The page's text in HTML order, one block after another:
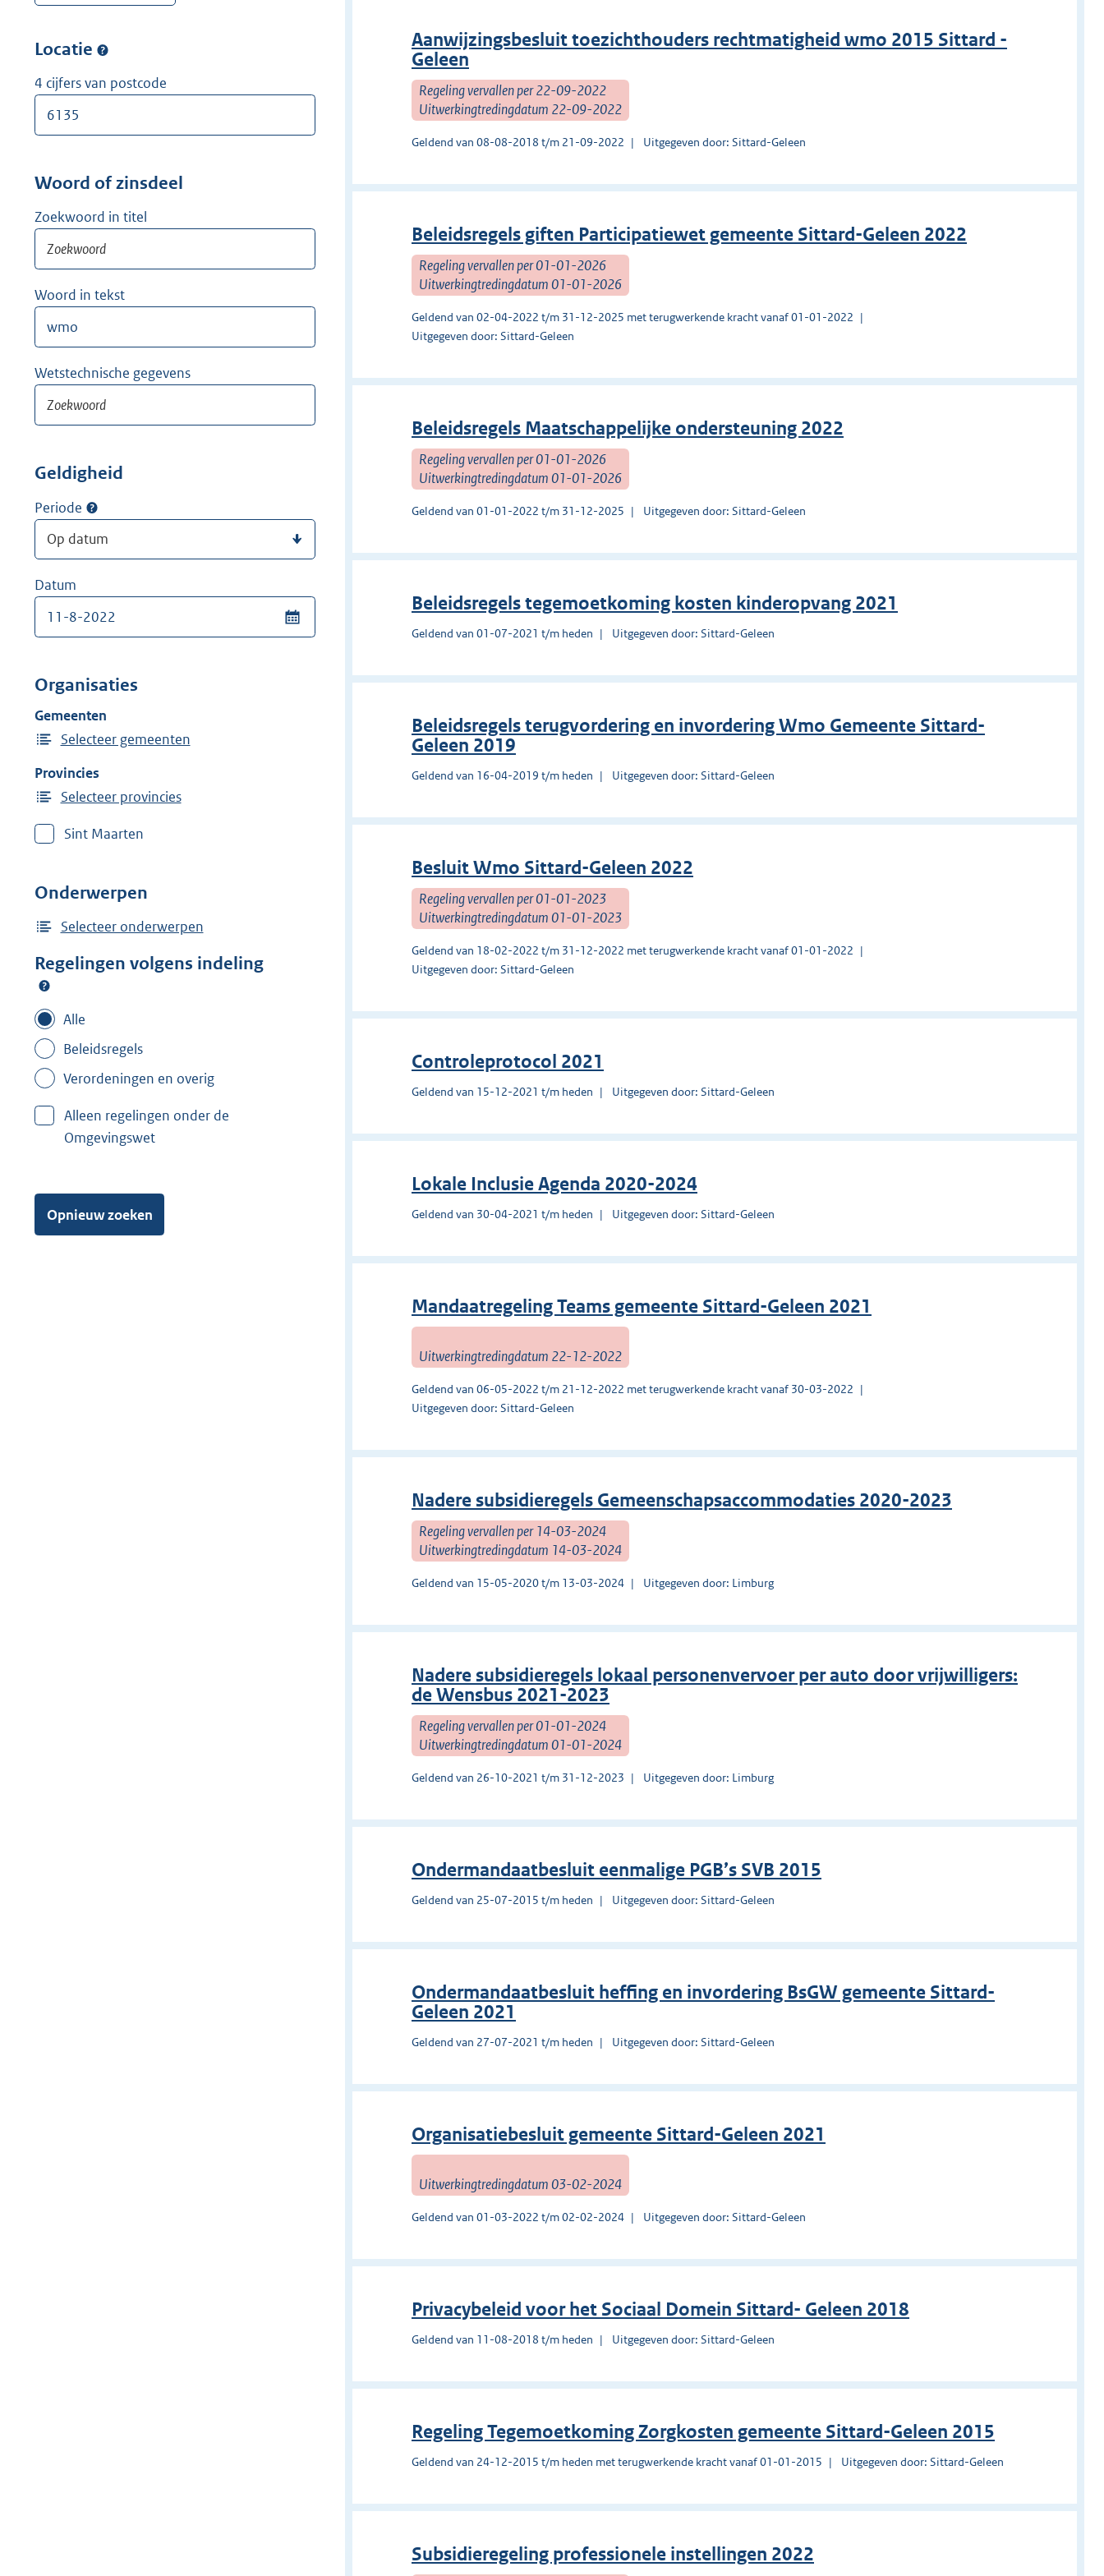
w
e
d
i
Locatie
4 cijfers van postcode
Woord of zinsdeel
Zoekwoord in titel
Woord in tekst
Wetstechnische gegevens
Geldigheid
Periode
Datum
Organisaties
Gemeenten
Selecteer gemeenten
Provincies
Selecteer provincies
Sint Maarten
Onderwerpen
Selecteer onderwerpen
Regelingen volgens indeling
Alle
Beleidsregels
Verordeningen en overig
Alleen regelingen onder de
Omgevingswet
Opnieuw zoeken
Aanwijzingsbesluit toezichthouders rechtmatigheid wmo 2015 Sittard -
Geleen
Regeling vervallen per 22-09-2022
Uitwerkingtredingdatum 22-09-2022
Geldend van 08-08-2018 t/m 21-09-2022 Uitgegeven door: Sittard-Geleen
Beleidsregels giften Participatiewet gemeente Sittard-Geleen 2022
Regeling vervallen per 01-01-2026
Uitwerkingtredingdatum 01-01-2026
Geldend van 02-04-2022 t/m 31-12-2025 met terugwerkende kracht vanaf 01-01-2022
Uitgegeven door: Sittard-Geleen
Beleidsregels Maatschappelijke ondersteuning 2022
Regeling vervallen per 01-01-2026
Uitwerkingtredingdatum 01-01-2026
Geldend van 01-01-2022 t/m 31-12-2025 Uitgegeven door: Sittard-Geleen
Beleidsregels tegemoetkoming kosten kinderopvang 2021
Geldend van 01-07-2021 t/m heden Uitgegeven door: Sittard-Geleen
Beleidsregels terugvordering en invordering Wmo Gemeente Sittard-
Geleen 2019
Geldend van 16-04-2019 t/m heden Uitgegeven door: Sittard-Geleen
Besluit Wmo Sittard-Geleen 2022
Regeling vervallen per 01-01-2023
Uitwerkingtredingdatum 01-01-2023
Geldend van 18-02-2022 t/m 31-12-2022 met terugwerkende kracht vanaf 01-01-2022
Uitgegeven door: Sittard-Geleen
Controleprotocol 2021
Geldend van 15-12-2021 t/m heden Uitgegeven door: Sittard-Geleen
Lokale Inclusie Agenda 2020-2024
Geldend van 30-04-2021 t/m heden Uitgegeven door: Sittard-Geleen
Mandaatregeling Teams gemeente Sittard-Geleen 2021
Uitwerkingtredingdatum 22-12-2022
Geldend van 06-05-2022 t/m 21-12-2022 met terugwerkende kracht vanaf 30-03-2022
Uitgegeven door: Sittard-Geleen
Nadere subsidieregels Gemeenschapsaccommodaties 2020-2023
Regeling vervallen per 14-03-2024
Uitwerkingtredingdatum 14-03-2024
Geldend van 15-05-2020 t/m 13-03-2024 Uitgegeven door: Limburg
Nadere subsidieregels lokaal personenvervoer per auto door vrijwilligers:
de Wensbus 2021-2023
Regeling vervallen per 01-01-2024
Uitwerkingtredingdatum 01-01-2024
Geldend van 26-10-2021 t/m 31-12-2023 Uitgegeven door: Limburg
Ondermandaatbesluit eenmalige PGB’s SVB 2015
Geldend van 25-07-2015 t/m heden Uitgegeven door: Sittard-Geleen
Ondermandaatbesluit heffing en invordering BsGW gemeente Sittard-
Geleen 2021
Geldend van 27-07-2021 t/m heden Uitgegeven door: Sittard-Geleen
Organisatiebesluit gemeente Sittard-Geleen 2021
Uitwerkingtredingdatum 03-02-2024
Geldend van 01-03-2022 t/m 02-02-2024 Uitgegeven door: Sittard-Geleen
Privacybeleid voor het Sociaal Domein Sittard- Geleen 2018
Geldend van 11-08-2018 t/m heden Uitgegeven door: Sittard-Geleen
Regeling Tegemoetkoming Zorgkosten gemeente Sittard-Geleen 2015
Geldend van 24-12-2015 t/m heden met terugwerkende kracht vanaf 01-01-2015 Uitgegeven door: Sittard-Geleen
Subsidieregeling professionele instellingen 2022